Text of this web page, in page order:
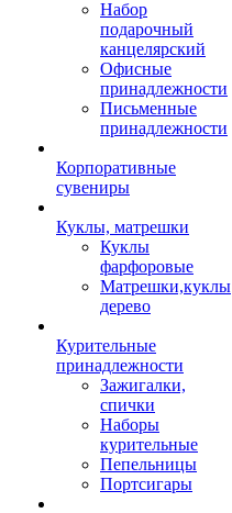
Набор
подарочный
канцелярский
Офисные
принадлежности
Письменные
принадлежности
Корпоративные
сувениры
Куклы, матрешки
Куклы
фарфоровые
Матрешки,куклы
дерево
Курительные
принадлежности
Зажигалки,
спички
Наборы
курительные
Пепельницы
Портсигары